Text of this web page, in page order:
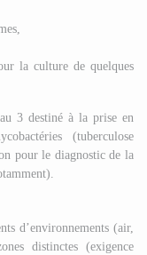
la culture de quelques
3 destiné à la prise en
(tuberculose
pour le diagnostic de la
d’environnements (air,
distinctes (exigence